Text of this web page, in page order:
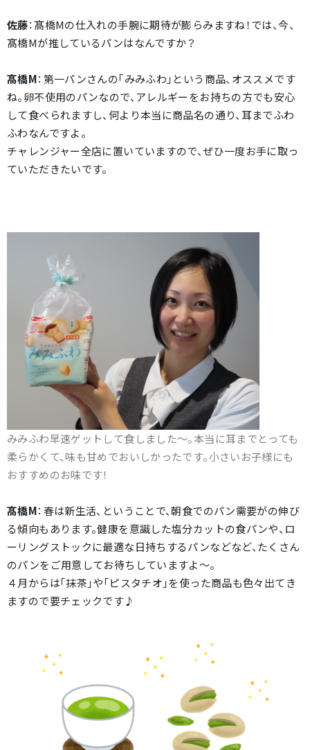
佐藤：髙橋Mの仕入れの手腕に期待が膨らみますね！では、今、
髙橋Mが推しているパンはなんですか？
髙橋M：第一パンさんの「みみふわ」という商品、オススメです
ね。卵不使用のパンなので、アレルギーをお持ちの方でも安心
して食べられますし、何より本当に商品名の通り、耳までふわ
ふわなんですよ。
チャレンジャー全店に置いていますので、ぜひ一度お手に取っ
ていただきたいです。
みみふわ早速ゲットして食しました～。本当に耳までとっても
柔らかくて、味も甘めでおいしかったです。小さいお子様にも
おすすめのお味です！
髙橋M：春は新生活、ということで、朝食でのパン需要がの伸び
る傾向もあります。健康を意識した塩分カットの食パンや、ロ
ーリングストックに最適な日持ちするパンなどなど、たくさん
のパンをご用意してお待ちしていますよ～。
４月からは「抹茶」や「ピスタチオ」を使った商品も色々出てき
ますので要チェックです♪